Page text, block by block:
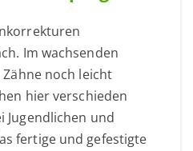
Im wachsenden
noch leicht
hier verschieden
Jugendlichen und
fertige und gefestigte